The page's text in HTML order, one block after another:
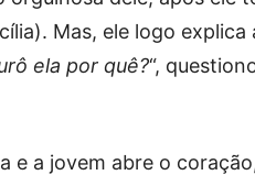
Mas, ele logo explica
ela por quê?“,
e a jovem abre o